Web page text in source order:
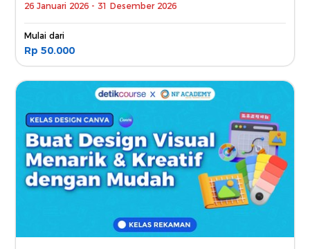
26 Januari 2026 - 31 Desember 2026
Mulai dari
Rp 50.000